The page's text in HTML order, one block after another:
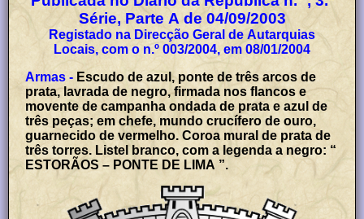
Série, Parte A de 04/09/2003
Registado na Direcção Geral de Autarquias
Locais, com o n.º 003/2004, em 08/01/2004
Armas - Escudo de azul, ponte de três arcos de
prata, lavrada de negro, firmada nos flancos e
movente de campanha ondada de prata e azul de
três peças; em chefe, mundo crucífero de ouro,
guarnecido de vermelho. Coroa mural de prata de
três torres. Listel branco, com a legenda a negro: “
ESTORÃOS – PONTE DE LIMA ”.